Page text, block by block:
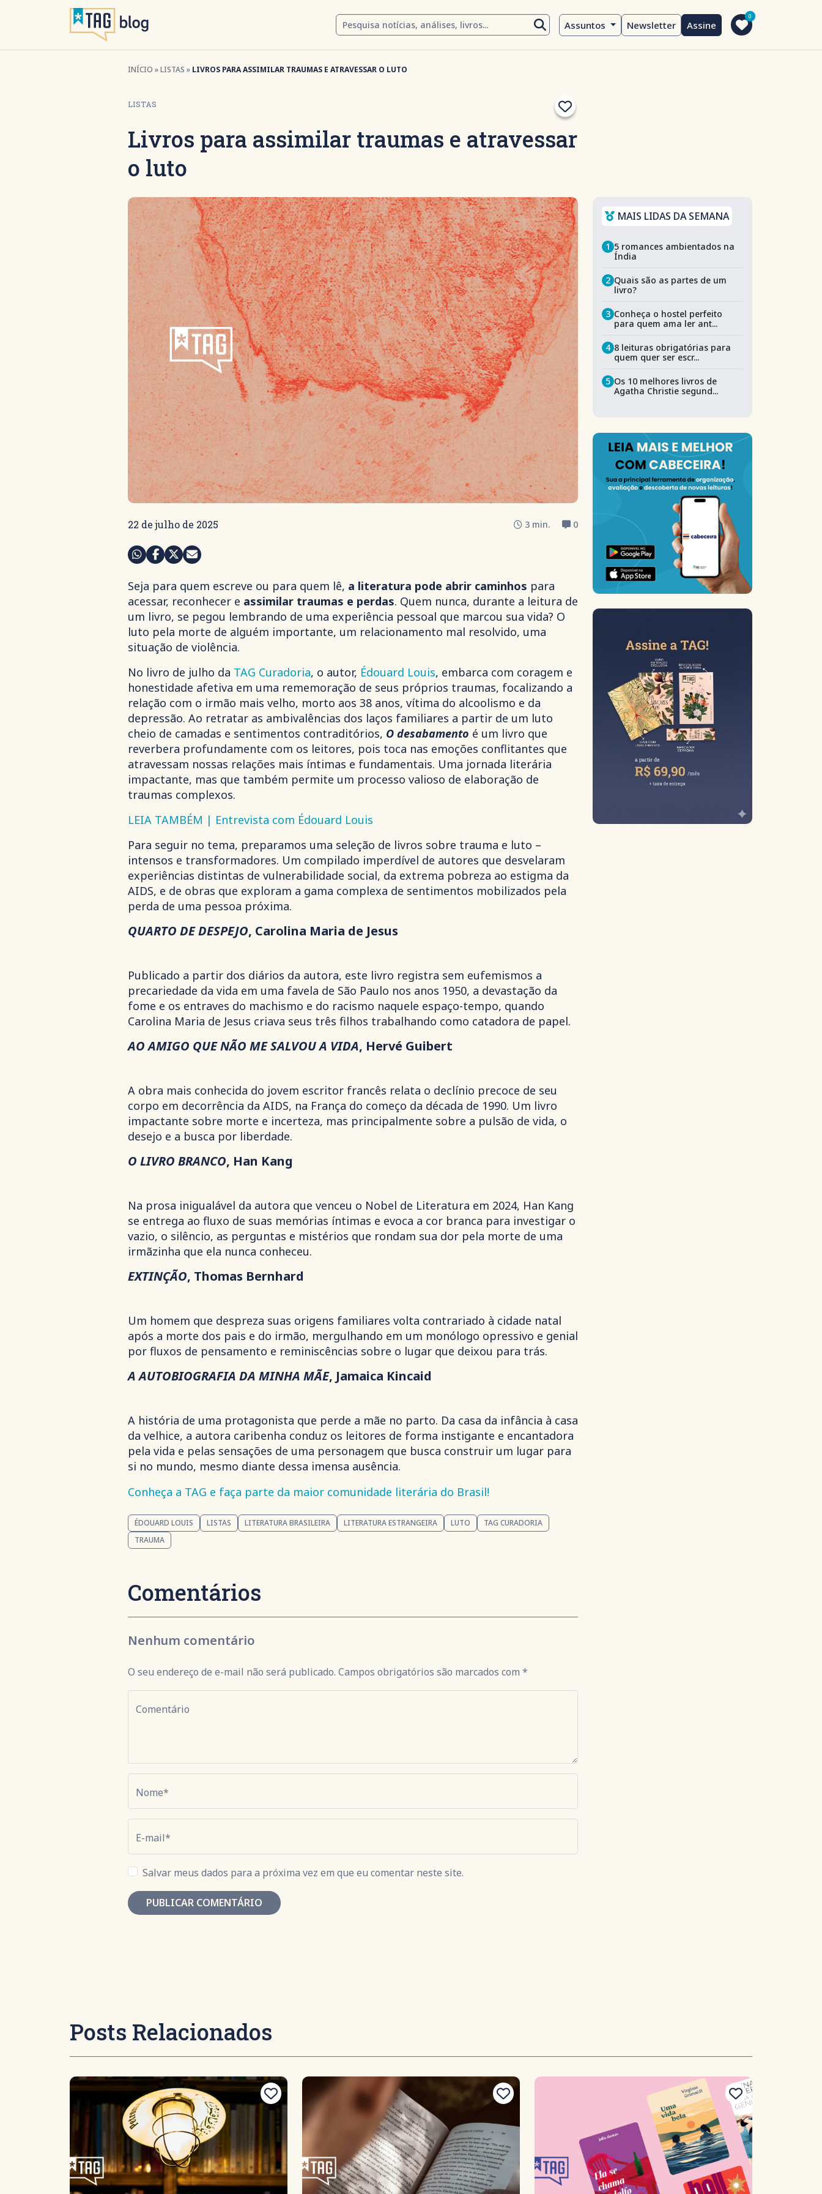
Assuntos Newsletter Assine
0
INÍCIO »LISTAS » LIVROS PARA ASSIMILAR TRAUMAS E ATRAVESSAR O LUTO
LISTAS
Livros para assimilar traumas e atravessar
o luto
22 de julho de 2025 3 min. 0
Seja para quem escreve ou para quem lê, a literatura pode abrir caminhos para
acessar, reconhecer e assimilar traumas e perdas. Quem nunca, durante a leitura de
um livro, se pegou lembrando de uma experiência pessoal que marcou sua vida? O
luto pela morte de alguém importante, um relacionamento mal resolvido, uma
situação de violência.
No livro de julho da TAG Curadoria, o autor, Édouard Louis, embarca com coragem e
honestidade afetiva em uma rememoração de seus próprios traumas, focalizando a
relação com o irmão mais velho, morto aos 38 anos, vítima do alcoolismo e da
depressão. Ao retratar as ambivalências dos laços familiares a partir de um luto
cheio de camadas e sentimentos contraditórios, O desabamento é um livro que
reverbera profundamente com os leitores, pois toca nas emoções conflitantes que
atravessam nossas relações mais íntimas e fundamentais. Uma jornada literária
impactante, mas que também permite um processo valioso de elaboração de
traumas complexos.
LEIA TAMBÉM | Entrevista com Édouard Louis
Para seguir no tema, preparamos uma seleção de livros sobre trauma e luto –
intensos e transformadores. Um compilado imperdível de autores que desvelaram
experiências distintas de vulnerabilidade social, da extrema pobreza ao estigma da
AIDS, e de obras que exploram a gama complexa de sentimentos mobilizados pela
perda de uma pessoa próxima.
QUARTO DE DESPEJO, Carolina Maria de Jesus
Publicado a partir dos diários da autora, este livro registra sem eufemismos a
precariedade da vida em uma favela de São Paulo nos anos 1950, a devastação da
fome e os entraves do machismo e do racismo naquele espaço-tempo, quando
Carolina Maria de Jesus criava seus três filhos trabalhando como catadora de papel.
AO AMIGO QUE NÃO ME SALVOU A VIDA, Hervé Guibert
A obra mais conhecida do jovem escritor francês relata o declínio precoce de seu
corpo em decorrência da AIDS, na França do começo da década de 1990. Um livro
impactante sobre morte e incerteza, mas principalmente sobre a pulsão de vida, o
desejo e a busca por liberdade.
O LIVRO BRANCO, Han Kang
Na prosa inigualável da autora que venceu o Nobel de Literatura em 2024, Han Kang
se entrega ao fluxo de suas memórias íntimas e evoca a cor branca para investigar o
vazio, o silêncio, as perguntas e mistérios que rondam sua dor pela morte de uma
irmãzinha que ela nunca conheceu.
EXTINÇÃO, Thomas Bernhard
Um homem que despreza suas origens familiares volta contrariado à cidade natal
após a morte dos pais e do irmão, mergulhando em um monólogo opressivo e genial
por fluxos de pensamento e reminiscências sobre o lugar que deixou para trás.
A AUTOBIOGRAFIA DA MINHA MÃE, Jamaica Kincaid
A história de uma protagonista que perde a mãe no parto. Da casa da infância à casa
da velhice, a autora caribenha conduz os leitores de forma instigante e encantadora
pela vida e pelas sensações de uma personagem que busca construir um lugar para
si no mundo, mesmo diante dessa imensa ausência.
Conheça a TAG e faça parte da maior comunidade literária do Brasil!
ÉDOUARD LOUIS LISTAS LITERATURA BRASILEIRA LITERATURA ESTRANGEIRA LUTO
TAG CURADORIA
TRAUMA
Comentários
Nenhum comentário
O seu endereço de e-mail não será publicado. Campos obrigatórios são marcados com *
Comentário
Nome*
E-mail*
Salvar meus dados para a próxima vez em que eu comentar neste site.
MAIS LIDAS DA SEMANA
1 5 romances ambientados na
Índia
2 Quais são as partes de um
livro?
3 Conheça o hostel perfeito
para quem ama ler ant...
4 8 leituras obrigatórias para
quem quer ser escr...
5 Os 10 melhores livros de
Agatha Christie segund...
Posts Relacionados